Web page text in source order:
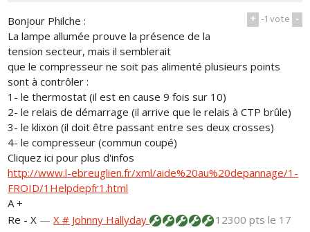
+ -1vote -
Bonjour Philche :
La lampe allumée prouve la présence de la
tension secteur, mais il semblerait
que le compresseur ne soit pas alimenté plusieurs points
sont à contrôler :
1- le thermostat (il est en cause 9 fois sur 10)
2- le relais de démarrage (il arrive que le relais à CTP brûle)
3- le klixon (il doit être passant entre ses deux crosses)
4- le compresseur (commun coupé)
Cliquez ici pour plus d'infos
http://www.l-ebreuglien.fr/xml/aide%20au%20depannage/1-
FROID/1Helpdepfr1.html
A +
Re - X —X # Johnny Hallyday 12300 ptsle 17